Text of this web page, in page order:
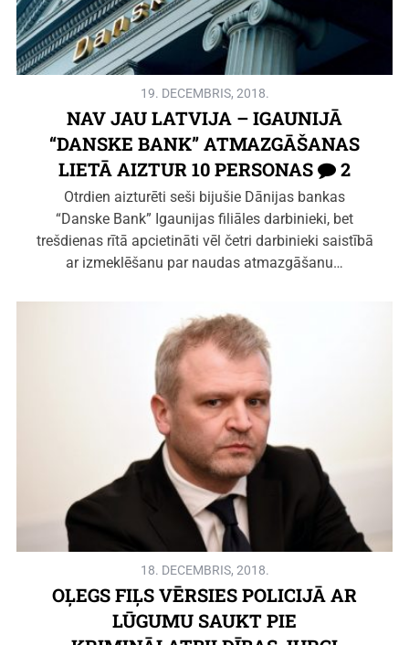
19. DECEMBRIS, 2018.
NAV JAU LATVIJA – IGAUNIJĀ
“DANSKE BANK” ATMAZGĀŠANAS
LIETĀ AIZTUR 10 PERSONAS
2
Otrdien aizturēti seši bijušie Dānijas bankas
“Danske Bank” Igaunijas filiāles darbinieki, bet
trešdienas rītā apcietināti vēl četri darbinieki saistībā
ar izmeklēšanu par naudas atmazgāšanu…
18. DECEMBRIS, 2018.
OĻEGS FIĻS VĒRSIES POLICIJĀ AR
LŪGUMU SAUKT PIE